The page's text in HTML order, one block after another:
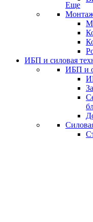
Еще
ИБП и силовая
ИБП и